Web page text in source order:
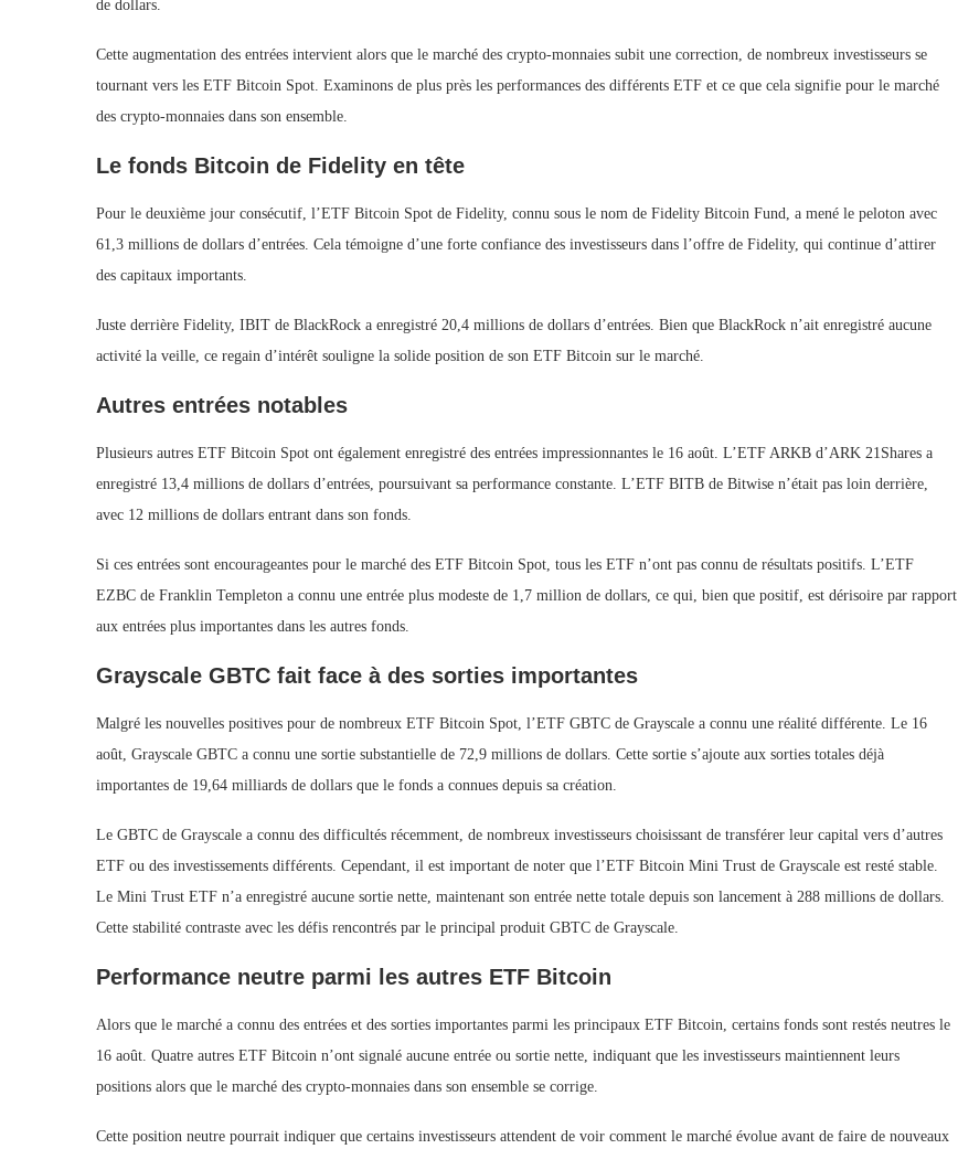
de dollars.
Cette augmentation des entrées intervient alors que le marché des crypto-monnaies subit une correction, de nombreux investisseurs se
tournant vers les ETF Bitcoin Spot. Examinons de plus près les performances des différents ETF et ce que cela signifie pour le marché
des crypto-monnaies dans son ensemble.
Le fonds Bitcoin de Fidelity en tête
Pour le deuxième jour consécutif, l’ETF Bitcoin Spot de Fidelity, connu sous le nom de Fidelity Bitcoin Fund, a mené le peloton avec
61,3 millions de dollars d’entrées. Cela témoigne d’une forte confiance des investisseurs dans l’offre de Fidelity, qui continue d’attirer
des capitaux importants.
Juste derrière Fidelity, IBIT de BlackRock a enregistré 20,4 millions de dollars d’entrées. Bien que BlackRock n’ait enregistré aucune
activité la veille, ce regain d’intérêt souligne la solide position de son ETF Bitcoin sur le marché.
Autres entrées notables
Plusieurs autres ETF Bitcoin Spot ont également enregistré des entrées impressionnantes le 16 août. L’ETF ARKB d’ARK 21Shares a
enregistré 13,4 millions de dollars d’entrées, poursuivant sa performance constante. L’ETF BITB de Bitwise n’était pas loin derrière,
avec 12 millions de dollars entrant dans son fonds.
Si ces entrées sont encourageantes pour le marché des ETF Bitcoin Spot, tous les ETF n’ont pas connu de résultats positifs. L’ETF
EZBC de Franklin Templeton a connu une entrée plus modeste de 1,7 million de dollars, ce qui, bien que positif, est dérisoire par rapport
aux entrées plus importantes dans les autres fonds.
Grayscale GBTC fait face à des sorties importantes
Malgré les nouvelles positives pour de nombreux ETF Bitcoin Spot, l’ETF GBTC de Grayscale a connu une réalité différente. Le 16
août, Grayscale GBTC a connu une sortie substantielle de 72,9 millions de dollars. Cette sortie s’ajoute aux sorties totales déjà
importantes de 19,64 milliards de dollars que le fonds a connues depuis sa création.
Le GBTC de Grayscale a connu des difficultés récemment, de nombreux investisseurs choisissant de transférer leur capital vers d’autres
ETF ou des investissements différents. Cependant, il est important de noter que l’ETF Bitcoin Mini Trust de Grayscale est resté stable.
Le Mini Trust ETF n’a enregistré aucune sortie nette, maintenant son entrée nette totale depuis son lancement à 288 millions de dollars.
Cette stabilité contraste avec les défis rencontrés par le principal produit GBTC de Grayscale.
Performance neutre parmi les autres ETF Bitcoin
Alors que le marché a connu des entrées et des sorties importantes parmi les principaux ETF Bitcoin, certains fonds sont restés neutres le
16 août. Quatre autres ETF Bitcoin n’ont signalé aucune entrée ou sortie nette, indiquant que les investisseurs maintiennent leurs
positions alors que le marché des crypto-monnaies dans son ensemble se corrige.
Cette position neutre pourrait indiquer que certains investisseurs attendent de voir comment le marché évolue avant de faire de nouveaux